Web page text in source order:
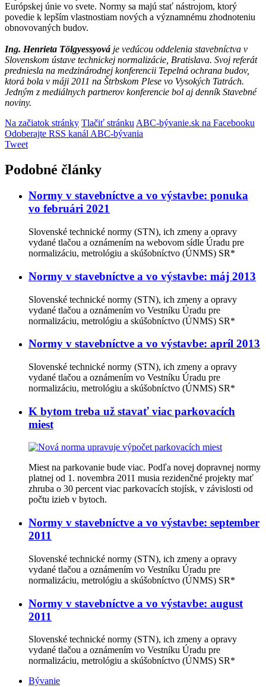
Európskej únie vo svete. Normy sa majú stať nástrojom, ktorý
povedie k lepším vlastnostiam nových a významnému zhodnoteniu
obnovovaných budov.
Ing. Henrieta Tölgyessyová je vedúcou oddelenia stavebníctva v
Slovenskom ústave technickej normalizácie, Bratislava. Svoj referát
predniesla na medzinárodnej konferencii Tepelná ochrana budov,
ktorá bola v máji 2011 na Štrbskom Plese vo Vysokých Tatrách.
Jedným z mediálnych partnerov konferencie bol aj denník Stavebné
noviny.
Na začiatok stránky Tlačiť stránku ABC-bývanie.sk na Facebooku
Odoberajte RSS kanál ABC-bývania
Tweet
Podobné články
Normy v stavebníctve a vo výstavbe: ponuka
vo februári 2021
Slovenské technické normy (STN), ich zmeny a opravy
vydané tlačou a oznámením na webovom sídle Úradu pre
normalizáciu, metrológiu a skúšobníctvo (ÚNMS) SR*
Normy v stavebníctve a vo výstavbe: máj 2013
Slovenské technické normy (STN), ich zmeny a opravy
vydané tlačou a oznámením vo Vestníku Úradu pre
normalizáciu, metrológiu a skúšobníctvo (ÚNMS) SR*
Normy v stavebníctve a vo výstavbe: apríl 2013
Slovenské technické normy (STN), ich zmeny a opravy
vydané tlačou a oznámením vo Vestníku Úradu pre
normalizáciu, metrológiu a skúšobníctvo (ÚNMS) SR*
K bytom treba už stavať viac parkovacích
miest
Miest na parkovanie bude viac. Podľa novej dopravnej normy
platnej od 1. novembra 2011 musia rezidenčné projekty mať
zhruba o 30 percent viac parkovacích stojísk, v závislosti od
počtu izieb v bytoch.
Normy v stavebníctve a vo výstavbe: september
2011
Slovenské technické normy (STN), ich zmeny a opravy
vydané tlačou a oznámením vo Vestníku Úradu pre
normalizáciu, metrológiu a skúšobníctvo (ÚNMS) SR*
Normy v stavebníctve a vo výstavbe: august
2011
Slovenské technické normy (STN), ich zmeny a opravy
vydané tlačou a oznámením vo Vestníku Úradu pre
normalizáciu, metrológiu a skúšobníctvo (ÚNMS) SR*
Bývanie